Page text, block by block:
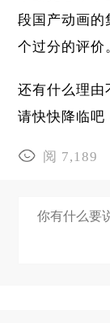
段国产动画的
个过分的评价
还有什么理由
请快快降临吧
阅 7,189